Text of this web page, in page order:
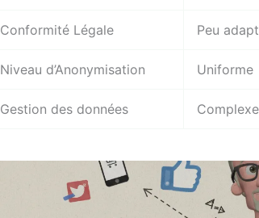
Conformité Légale Peu
Niveau d’Anonymisation Uniforme
Gestion des données Complexe